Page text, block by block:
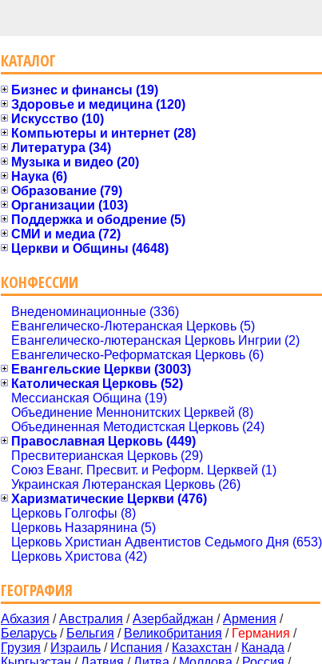
КАТАЛОГ
Бизнес и финансы (19)
Здоровье и медицина (120)
Искусство (10)
Компьютеры и интернет (28)
Литература (34)
Музыка и видео (20)
Наука (6)
Образование (79)
Организации (103)
Поддержка и ободрение (5)
СМИ и медиа (72)
Церкви и Общины (4648)
КОНФЕССИИ
Внеденоминационные (336)
Евангелическо-Лютеранская Церковь (5)
Евангелическо-лютеранская Церковь Ингрии (2)
Евангелическо-Реформатская Церковь (6)
Евангельские Церкви (3003)
Католическая Церковь (52)
Мессианская Община (19)
Объединение Меннонитских Церквей (8)
Объединенная Методистская Церковь (24)
Православная Церковь (449)
Пресвитерианская Церковь (29)
Союз Еванг. Пресвит. и Реформ. Церквей (1)
Украинская Лютеранская Церковь (26)
Харизматические Церкви (476)
Церковь Голгофы (8)
Церковь Назарянина (5)
Церковь Христиан Адвентистов Седьмого Дня (653)
Церковь Христова (42)
ГЕОГРАФИЯ
Абхазия /Австралия /Азербайджан /Армения /
Беларусь / Бельгия / Великобритания / Германия /
Грузия / Израиль / Испания / Казахстан / Канада /